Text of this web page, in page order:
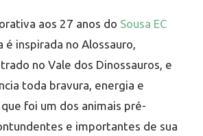
aos 27 anos do Sousa EC
é inspirada no Alossauro,
no Vale dos Dinossauros, e
toda bravura, energia e
foi um dos animais pré-
e importantes de sua